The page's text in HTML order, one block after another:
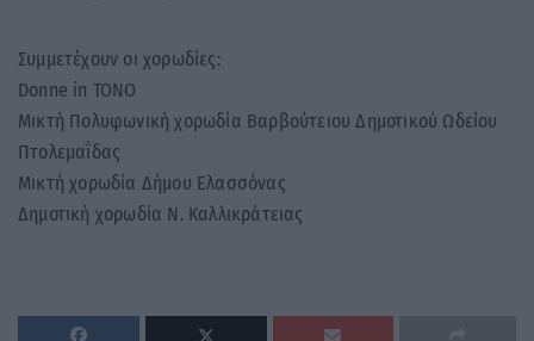
Συμμετέχουν οι χορωδίες:
Donne in TONO
Μικτή Πολυφωνική χορωδία Βαρβούτειου Δημοτικού Ωδείου
Πτολεμαΐδας
Μικτή χορωδία Δήμου Ελασσόνας
Δημοτική χορωδία Ν. Καλλικράτειας